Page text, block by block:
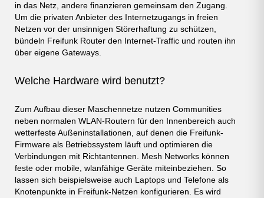
in das Netz, andere finanzieren gemeinsam den Zugang.
Um die privaten Anbieter des Internetzugangs in freien
Netzen vor der unsinnigen Störerhaftung zu schützen,
bündeln Freifunk Router den Internet-Traffic und routen ihn
über eigene Gateways.
Welche Hardware wird benutzt?
Zum Aufbau dieser Maschennetze nutzen Communities
neben normalen WLAN-Routern für den Innenbereich auch
wetterfeste Außeninstallationen, auf denen die Freifunk-
Firmware als Betriebssystem läuft und optimieren die
Verbindungen mit Richtantennen. Mesh Networks können
feste oder mobile, wlanfähige Geräte miteinbeziehen. So
lassen sich beispielsweise auch Laptops und Telefone als
Knotenpunkte in Freifunk-Netzen konfigurieren. Es wird